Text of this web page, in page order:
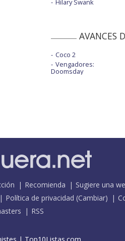
Hilary Swank
AVANCES
Coco 2
Vengadores:
Doomsday
Recomienda
Sugiere una
Política de privacidad (Cambiar)
RSS